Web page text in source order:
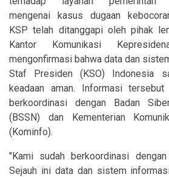
mengenai kasus dugaan
KSP telah ditanggapi oleh pihak
Kantor Komunikasi
mengonfirmasi bahwa data dan
Staf Presiden (KSO) Indonesia
keadaan aman. Informasi
berkoordinasi dengan Badan
(BSSN) dan Kementerian
(Kominfo).
"Kami sudah berkoordinasi
Sejauh ini data dan sistem